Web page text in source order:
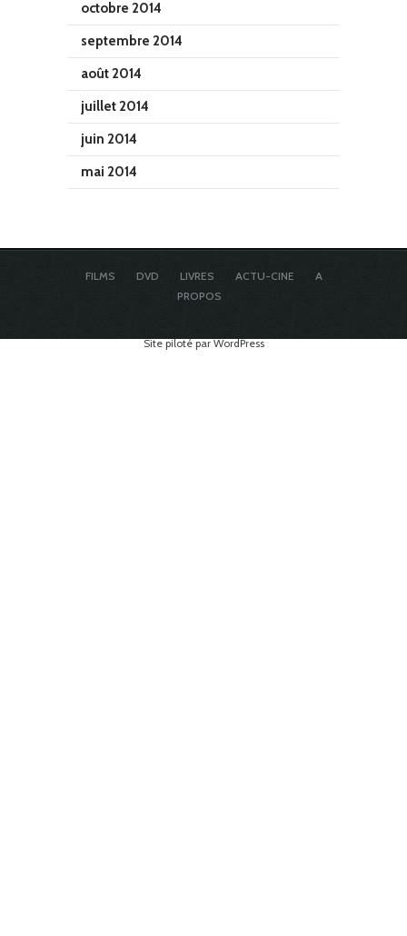
octobre 2014
septembre 2014
août 2014
juillet 2014
juin 2014
mai 2014
FILMS DVD LIVRES ACTU-CINE
A
PROPOS
Site piloté par WordPress